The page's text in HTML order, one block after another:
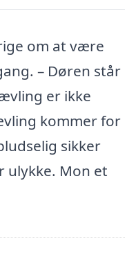
om at være
– Døren står
er ikke
kommer for
sikker
ulykke. Mon et